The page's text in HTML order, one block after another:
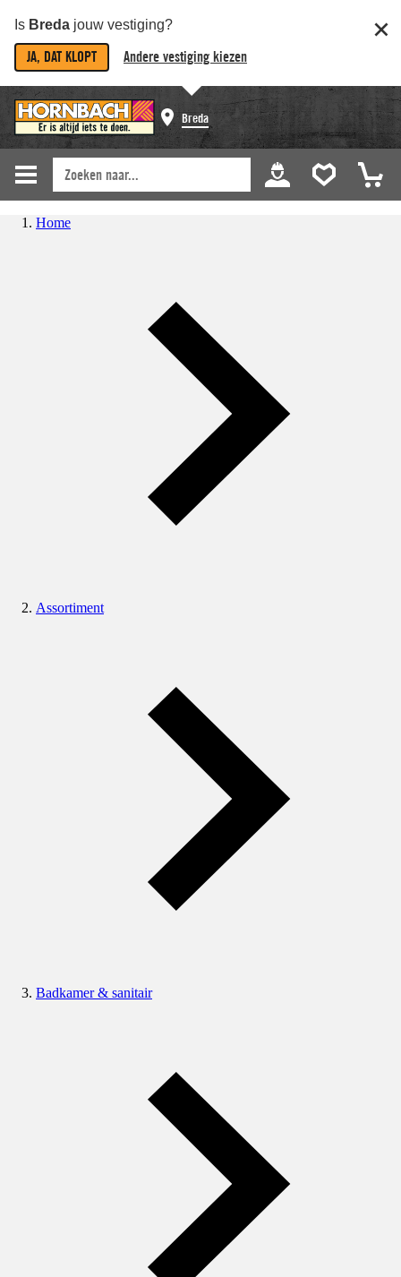
Is Breda jouw vestiging?
JA, DAT KLOPT Andere vestiging kiezen
Breda
Home
Assortiment
Badkamer & sanitair